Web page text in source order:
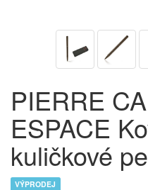
PIERRE
ESPACE
kuličkové
VÝPRODEJ